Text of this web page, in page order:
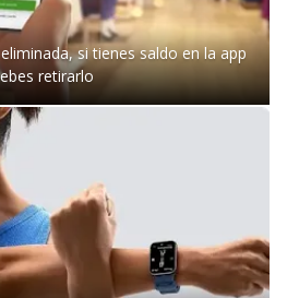
si tienes saldo en la app
retirarlo